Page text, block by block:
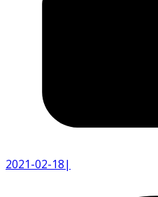
2021-02-18|